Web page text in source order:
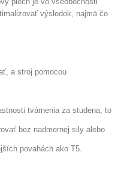
výsledok, najmä čo
a stroj pomocou
tvárnenia za studena, to
bez nadmernej sily alebo
povahách ako T5.